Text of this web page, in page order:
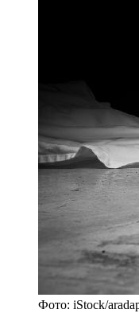
Фото: iStock/